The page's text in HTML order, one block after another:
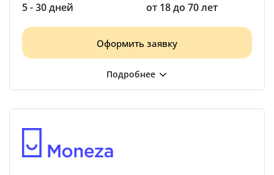
5 - 30 дней от 18 до 70 лет
Оформить заявку